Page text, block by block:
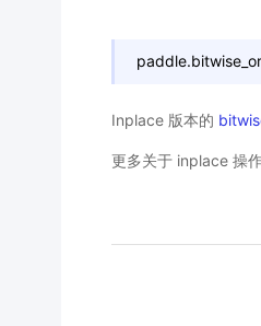
paddle.bitwise_or_
Inplace 版本的
更多关于 inplace 操